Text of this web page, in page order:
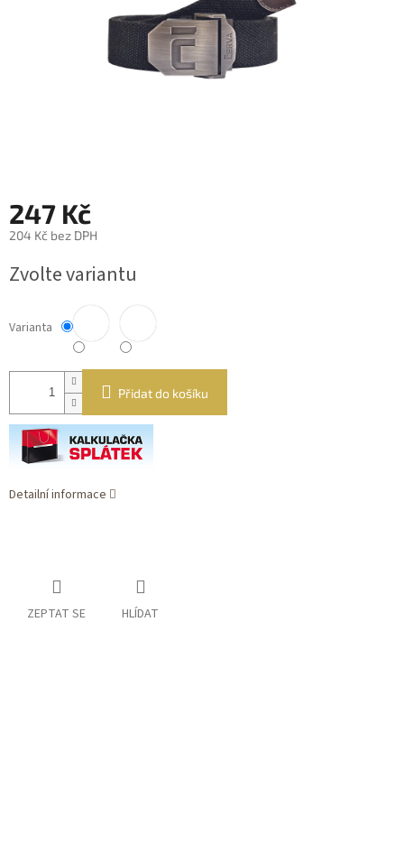
247 Kč
204 Kč bez DPH
cena:
Zvolte variantu
Varianta
Přidat do košíku
Detailní informace
ZEPTAT SE HLÍDAT